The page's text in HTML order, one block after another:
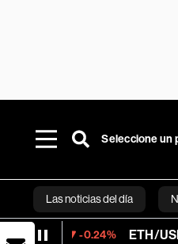
Seleccione un
Las noticias del día
ETH/USD 1,905.45